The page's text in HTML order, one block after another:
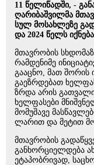
11 წელიწადში, -
ღარიბაშვილმა
სულ მოსახლეზე
და 2024 წელს
მთავრობის
რამდენიმე
გააცნო, მათ შორის
გაეზრდებათ
ზრდა არის
ხელფასები
მომუშავე
ლარით და მეტით
მთავრობის
განხორციელდება
ეტაპობრივად,